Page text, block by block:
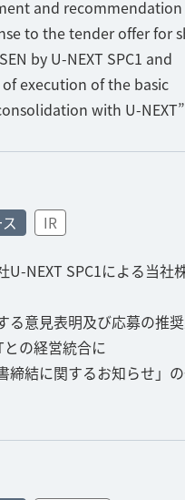
and
to the tender offer for
by U-NEXT SPC1 and
execution of the basic
with U-NEXT”
IR
U-NEXT SPC1による当社
る意見表明及び応募の推
の経営統合に
締結に関するお知らせ」